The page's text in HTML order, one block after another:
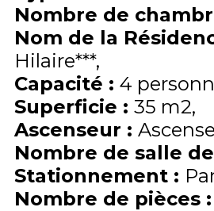
Nombre de
Nom de la
Hilaire***
Capacité : 4
Superficie : 35 m2
Ascenseur :
Nombre de salle
Stationnement :
Nombre de pièces :